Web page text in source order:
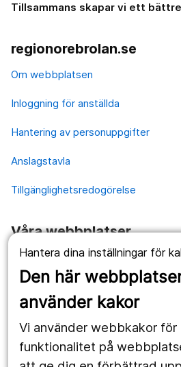
Hantera dina inställningar för
Den här
använder kakor
Vi använder webbkakor
funktionalitet på
Tillsammans skapar vi ett
regionorebrolan.se
Om webbplatsen
Inloggning för anställda
Hantering av personuppgifter
Anslagstavla
Tillgänglighetsredogörelse
Våra webbplatser
1177.se
Länstrafiken
Utveckling